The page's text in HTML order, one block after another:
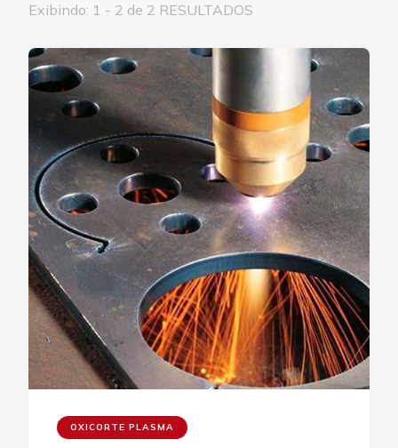
Exibindo: 1 - 2 de 2 RESULTADOS
OXICORTE PLASMA